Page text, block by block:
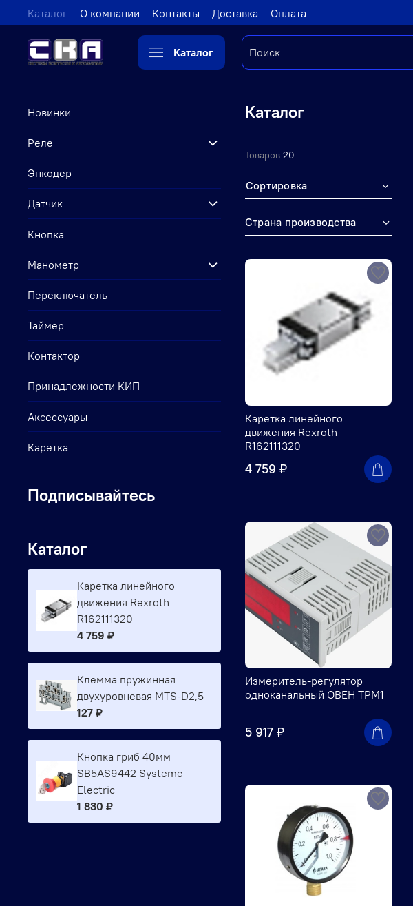
Каталог О компании Контакты Доставка Оплата
Каталог
Каталог
Товаров 20
Сортировка
Страна производства
Каретка линейного
движения Rexroth
R162111320
4 759 ₽
Измеритель-регулятор
одноканальный ОВЕН ТРМ1
5 917 ₽
Новинки
Реле
Энкодер
Датчик
Кнопка
Манометр
Переключатель
Таймер
Контактор
Принадлежности КИП
Аксессуары
Каретка
Подписывайтесь
Каталог
Каретка линейного
движения Rexroth
R162111320
4 759 ₽
Клемма пружинная
двухуровневая MTS-D2,5
127 ₽
Кнопка гриб 40мм
SB5AS9442 Systeme
Electric
1 830 ₽